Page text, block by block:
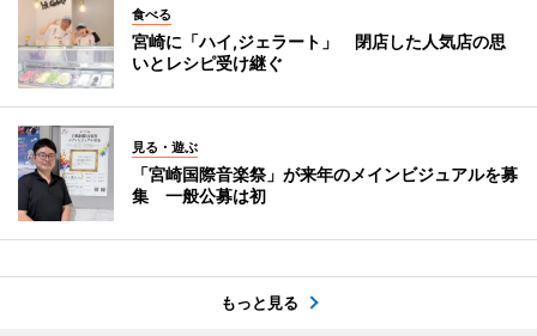
食べる
宮崎に「ハイ,ジェラート」 閉店した人気店の思
いとレシピ受け継ぐ
見る・遊ぶ
「宮崎国際音楽祭」が来年のメインビジュアルを募
集 一般公募は初
もっと見る